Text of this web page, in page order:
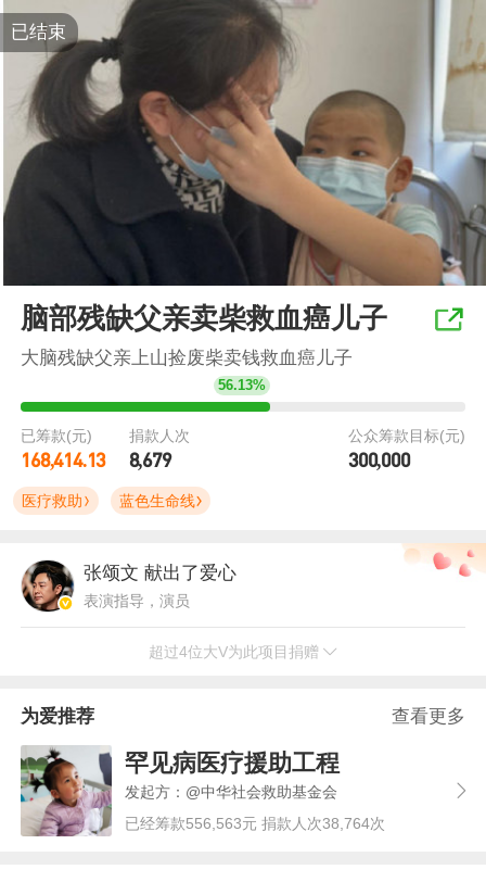
已结束
脑部残缺父亲卖柴救血癌儿子
大脑残缺父亲上山捡废柴卖钱救血癌儿子
56.13%
已筹款(元)
168,414.13
捐款人次
8,679
公众筹款目标(元)
300,000
医疗救助 蓝色生命线
张颂文 献出了爱心
表演指导，演员
pupu-2012献出了爱心
莉莉丝Lilith_JC
《加油！Dota》选手
Maissen-H献出了爱心
超过4位大V为此项目捐赠
查看更多
为爱推荐
罕见病医疗援助工程
发起方：@中华社会救助基金会
已经筹款556,563元 捐款人次38,764次